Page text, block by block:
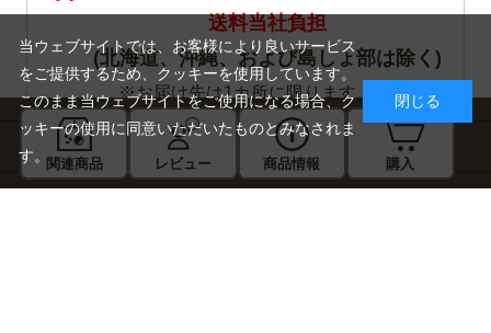
ラインアップ / 送料 / 価格
送料当社負担
(北海道、沖縄、および島しょ部は除く)
※お届け先は1カ所に限ります。
関連商品 レビュー 商品情報 購入
当ウェブサイトでは、お客様により良いサービス
をご提供するため、クッキーを使用しています。
このまま当ウェブサイトをご使用になる場合、ク
ッキーの使用に同意いただいたものとみなされま
す。
閉じる